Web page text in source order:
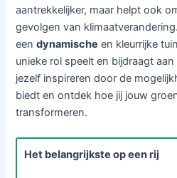
aantrekkelijker, maar helpt ook
gevolgen van
eendynamische en kleurrijke
unieke rol speelt en bijdraagt
jezelf inspireren door de
biedt en ontdek hoe jij jouw
transformeren.
Het belangrijkste op een rij